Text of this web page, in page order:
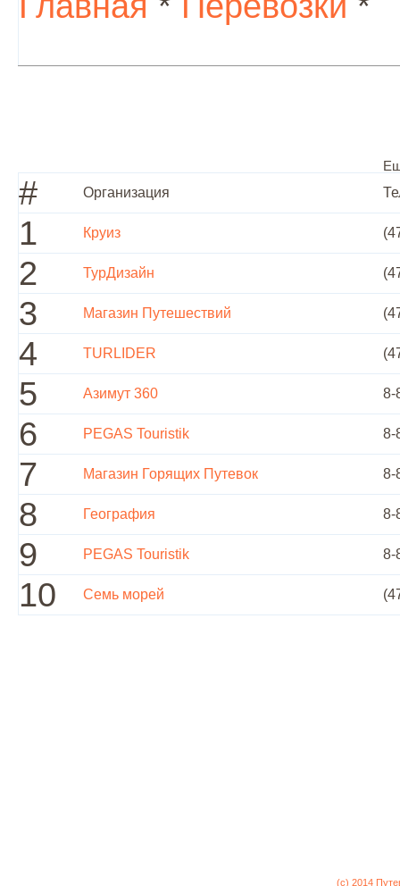
# Организация
1 Круиз
2 ТурДизайн
3 Магазин Путешествий
4 TURLIDER
5 Азимут 360 8-
6 PEGAS Touristik 8-
7 Магазин Горящих Путевок 8-
8 География 8-
9 PEGAS Touristik 8-
10 Семь морей
(c) 2014